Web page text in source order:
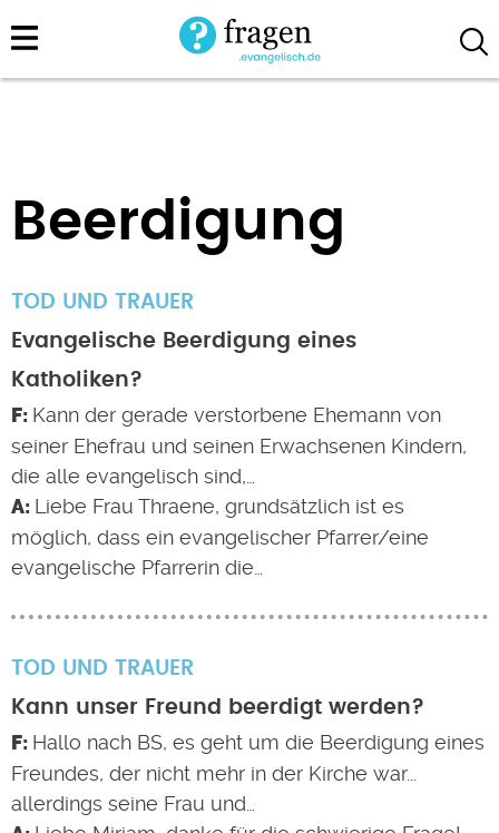
Direkt
zum
Beerdigung
TOD UND TRAUER
Evangelische Beerdigung eines
Katholiken?
Kann der gerade verstorbene Ehemann von
seiner Ehefrau und seinen Erwachsenen Kindern,
die alle evangelisch sind,…
Liebe Frau Thraene, grundsätzlich ist es
möglich, dass ein evangelischer Pfarrer/eine
evangelische Pfarrerin die…
TOD UND TRAUER
Kann unser Freund beerdigt werden?
Hallo nach BS, es geht um die Beerdigung eines
Freundes, der nicht mehr in der Kirche war...
allerdings seine Frau und…